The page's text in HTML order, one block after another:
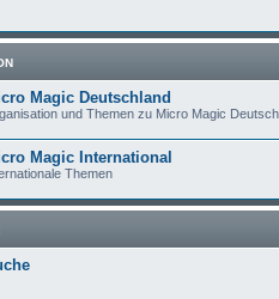
Magic Deutschland
und Themen zu Micro Magic
Magic International
Themen